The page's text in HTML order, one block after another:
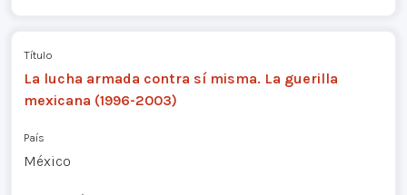
Título
La lucha armada contra sí misma. La guerilla
mexicana (1996-2003)
País
México